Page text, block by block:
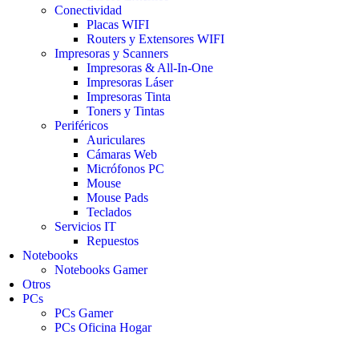
Conectividad
Placas WIFI
Routers y Extensores WIFI
Impresoras y Scanners
Impresoras & All-In-One
Impresoras Láser
Impresoras Tinta
Toners y Tintas
Periféricos
Auriculares
Cámaras Web
Micrófonos PC
Mouse
Mouse Pads
Teclados
Servicios IT
Repuestos
Notebooks
Notebooks Gamer
Otros
PCs
PCs Gamer
PCs Oficina Hogar